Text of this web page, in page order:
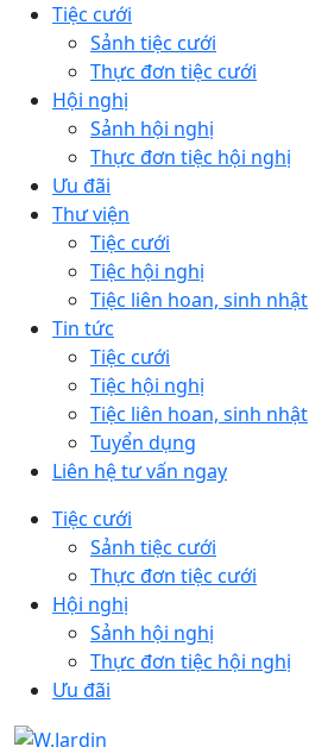
Tiệc cưới
Sảnh tiệc cưới
Thực đơn tiệc cưới
Hội nghị
Sảnh hội nghị
Thực đơn tiệc hội nghị
Ưu đãi
Thư viện
Tiệc cưới
Tiệc hội nghị
Tiệc liên hoan, sinh nhật
Tin tức
Tiệc cưới
Tiệc hội nghị
Tiệc liên hoan, sinh nhật
Tuyển dụng
Liên hệ tư vấn ngay
Tiệc cưới
Sảnh tiệc cưới
Thực đơn tiệc cưới
Hội nghị
Sảnh hội nghị
Thực đơn tiệc hội nghị
Ưu đãi